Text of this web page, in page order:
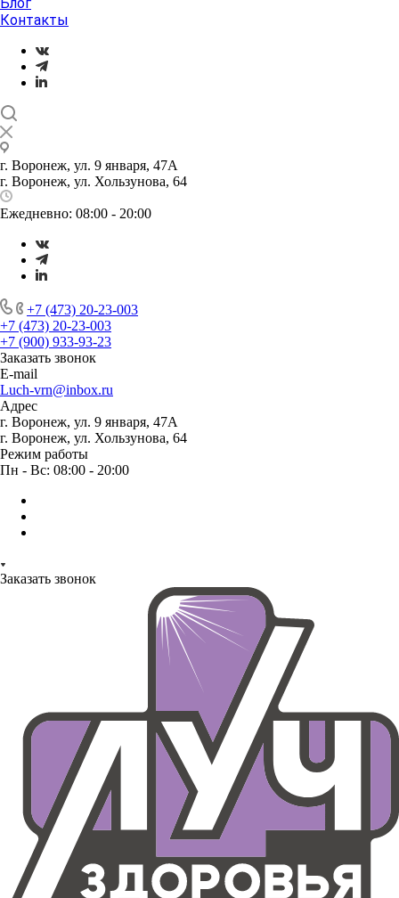
Контакты
г. Воронеж, ул. 9 января, 47А
г. Воронеж, ул. Хользунова, 64
Ежедневно: 08:00 - 20:00
+7 (473) 20-23-003
+7 (473) 20-23-003
+7 (900) 933-93-23
Заказать звонок
E-mail
Luch-vrn@inbox.ru
Адрес
г. Воронеж, ул. 9 января, 47А
г. Воронеж, ул. Хользунова, 64
Режим работы
Пн - Вс: 08:00 - 20:00
Заказать звонок